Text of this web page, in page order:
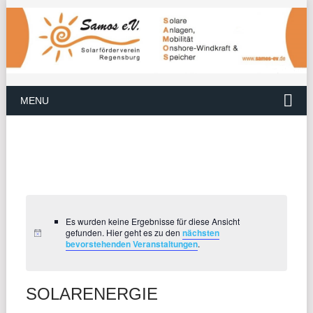
MENU
Es wurden keine Ergebnisse für diese Ansicht
gefunden. Hier geht es zu den nächsten
bevorstehenden Veranstaltungen.
SOLARENERGIE